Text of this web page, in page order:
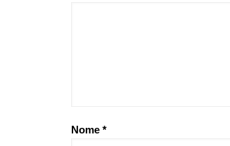
Nome *